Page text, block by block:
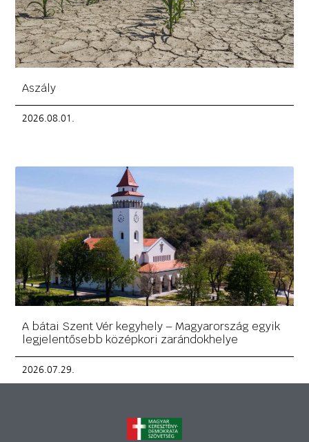
Aszály
2026.08.01.
A bátai Szent Vér kegyhely – Magyarország egyik
legjelentősebb középkori zarándokhelye
2026.07.29.